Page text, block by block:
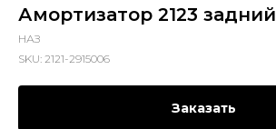
Амортизатор 2123 задний
НАЗ
SKU: 2121-2915006
Заказать